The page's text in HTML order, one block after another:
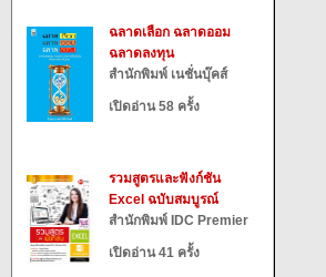
ฉลาดเลือก ฉลาดออม
ฉลาดลงทุน
สำนักพิมพ์ เนชั่นบุ๊คส์
เปิดอ่าน 58 ครั้ง
รวมสูตรและฟังก์ชัน
Excel ฉบับสมบูรณ์
สำนักพิมพ์ IDC Premier
เปิดอ่าน 41 ครั้ง